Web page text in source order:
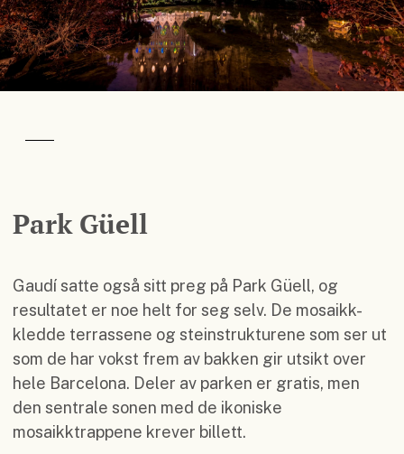
Park Güell
Gaudí satte også sitt preg på Park Güell, og
resultatet er noe helt for seg selv. De mosaikk-
kledde terrassene og steinstrukturene som ser ut
som de har vokst frem av bakken gir utsikt over
hele Barcelona. Deler av parken er gratis, men
den sentrale sonen med de ikoniske
mosaikktrappene krever billett.